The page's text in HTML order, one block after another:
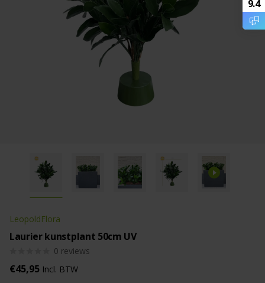
LeopoldFlora
Laurier kunstplant 50cm UV
0 reviews
€45,95 Incl. BTW
9.4